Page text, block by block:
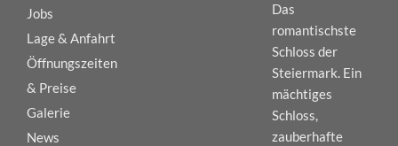
Jobs
Lage & Anfahrt
Öffnungszeiten
& Preise
Galerie
News
Das
romantischste
Schloss der
Steiermark. Ein
mächtiges
Schloss,
zauberhafte